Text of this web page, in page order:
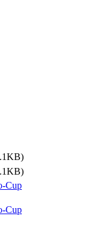
Cup
Cup